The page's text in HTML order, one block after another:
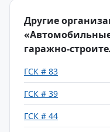
Другие
гаражно-
ГСК # 83
ГСК # 39
ГСК # 44